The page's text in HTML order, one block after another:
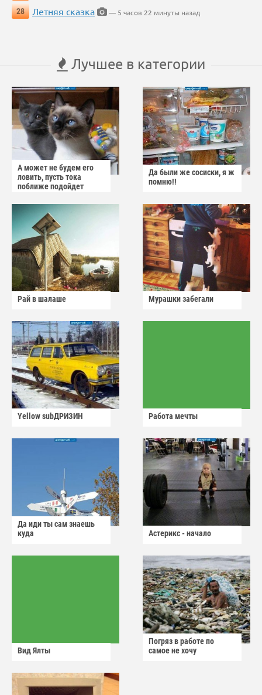
28
Летняя сказка — 5 часов 22 минуты назад
Лучшее в категории
А может не будем его
ловить, пусть тока
поближе подойдет
Да были же сосиски, я ж
помню!!
Рай в шалаше Мурашки забегали
Yellow subДРИЗИН Работа мечты
Да иди ты сам знаешь
куда
Астерикс - начало
Вид Ялты
Погряз в работе по
самое не хочу